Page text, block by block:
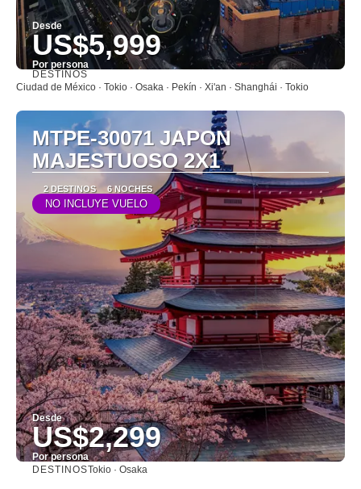
Desde
US$5,999
Por persona
Ver
DESTINOS
Ciudad de México · Tokio · Osaka · Pekín · Xi'an · Shanghái · Tokio
MTPE-30071 JAPON
MAJESTUOSO 2X1
2 DESTINOS 6 NOCHES
NO INCLUYE VUELO
Desde
US$2,299
Por persona
DESTINOSTokio · Osaka